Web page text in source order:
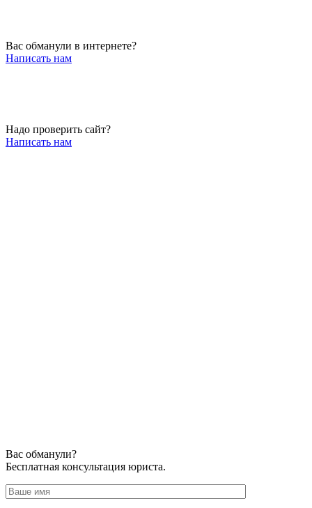
Вас обманули в интернете?
Написать нам
Надо проверить сайт?
Написать нам
Вас обманули?
Бесплатная консультация юриста.